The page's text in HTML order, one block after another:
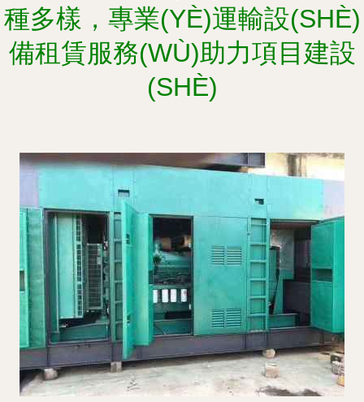
種多樣，專業(YÈ)運輸設(SHÈ)
備租賃服務(WÙ)助力項目建設
(SHÈ)